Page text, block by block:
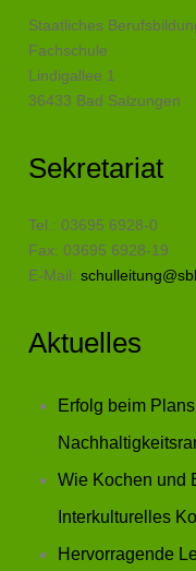
Staatliches
Fachschule
Lindigallee 1
36433 Bad Salzungen
Sekretariat
Tel.: 03695 6928-0
Fax: 03695 6928-19
E-Mail:
Aktuelles
Erfolg beim
Wie Kochen und
Interkulturelles
Hervorragende